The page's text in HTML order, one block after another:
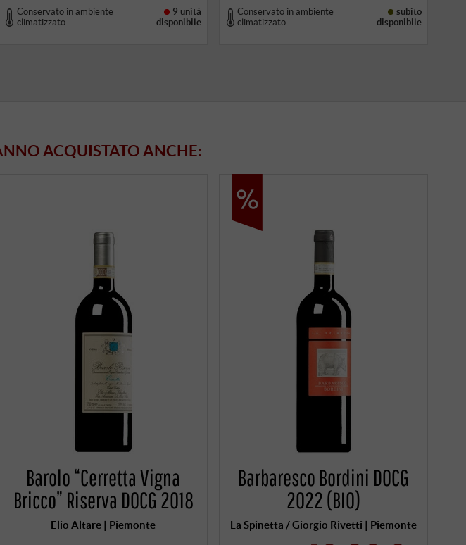
Conservato in ambiente
climatizzato
9 unità
disponibile
Conservato in ambiente
climatizzato
subito
disponibile
ACQUISTATO ANCHE:
Barolo “Cerretta Vigna
Bricco” Riserva DOCG 2018
Elio Altare | Piemonte
Barbaresco Bordini DOCG
2022 (BIO)
La Spinetta / Giorgio Rivetti | Piemonte